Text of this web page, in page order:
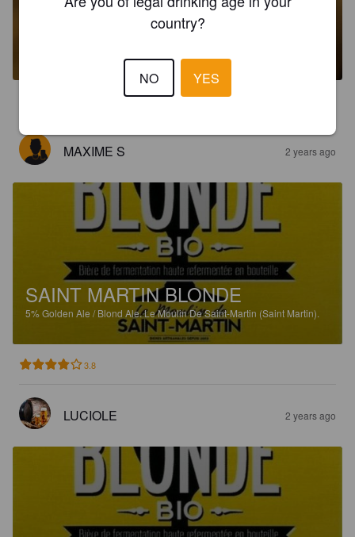
SAINT MARTIN TRIPLE
MAXIME S 2 years ago
SAINT MARTIN BLONDE
5%Golden Ale / Blond Ale.Le Moulin De Saint-Martin (Saint Martin).
3.8
LUCIOLE 2 years ago
country?
NO YES